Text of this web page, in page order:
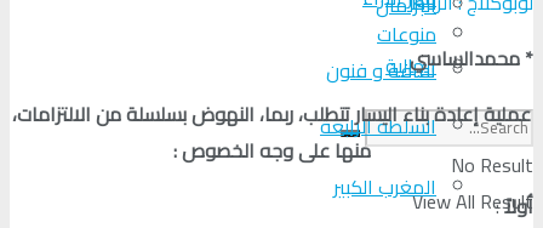
منوعات
ثقافة و فنون
No Result
View All Result
الجالية
السلطة الرابعة
المغرب الكبير
* محمدالساسي
عملية إعادة بناء اليسار تتطلب، ربما، النهوض بسلسلة من الالتزامات،
منها على وجه الخصوص :
أولاً: